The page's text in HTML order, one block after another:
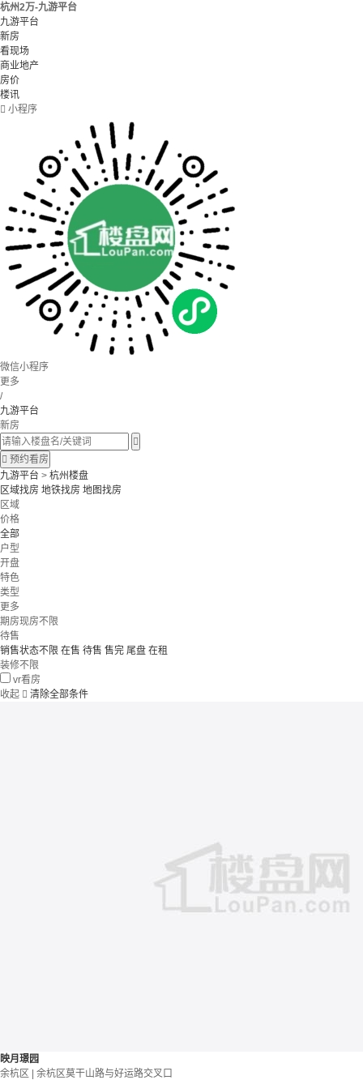
杭州2万-九游平台
九游平台
新房
看现场
商业地产
房价
楼讯
 小程序
微信小程序
更多
/
九游平台
新房

 预约看房
九游平台 > 杭州楼盘
区域找房 地铁找房 地图找房
区域
价格
全部
户型
开盘
特色
类型
更多
期房现房不限
待售
销售状态不限 在售 待售 售完 尾盘 在租
装修不限
vr看房
收起  清除全部条件
映月璟园
余杭区 | 余杭区莫干山路与好运路交叉口